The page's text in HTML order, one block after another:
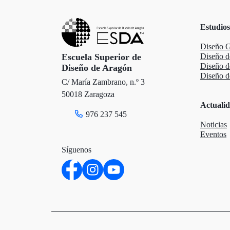
Escuela Superior de
Diseño de Aragón
C/ María Zambrano, n.º 3
50018 Zaragoza
976 237 545
Síguenos
Estudios
Diseño
Diseño
Diseño
Diseño
Noticias
Eventos